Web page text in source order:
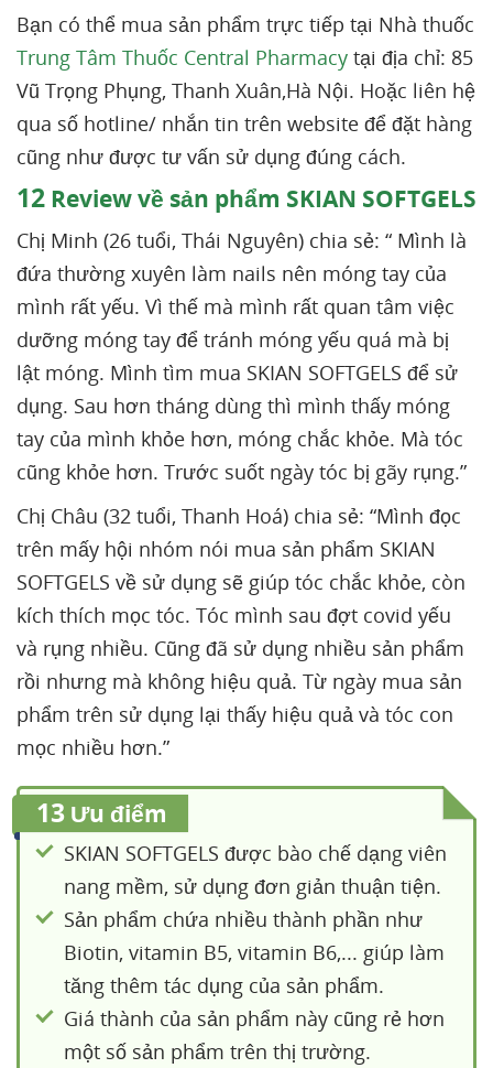
Bạn có thể mua sản phẩm trực tiếp tại Nhà thuốc
Trung Tâm Thuốc Central Pharmacy tại địa chỉ: 85
Vũ Trọng Phụng, Thanh Xuân,Hà Nội. Hoặc liên hệ
qua số hotline/ nhắn tin trên website để đặt hàng
cũng như được tư vấn sử dụng đúng cách.
12 Review về sản phẩm SKIAN SOFTGELS
Chị Minh (26 tuổi, Thái Nguyên) chia sẻ: “ Mình là
đứa thường xuyên làm nails nên móng tay của
mình rất yếu. Vì thế mà mình rất quan tâm việc
dưỡng móng tay để tránh móng yếu quá mà bị
lật móng. Mình tìm mua SKIAN SOFTGELS để sử
dụng. Sau hơn tháng dùng thì mình thấy móng
tay của mình khỏe hơn, móng chắc khỏe. Mà tóc
cũng khỏe hơn. Trước suốt ngày tóc bị gãy rụng.”
Chị Châu (32 tuổi, Thanh Hoá) chia sẻ: “Mình đọc
trên mấy hội nhóm nói mua sản phẩm SKIAN
SOFTGELS về sử dụng sẽ giúp tóc chắc khỏe, còn
kích thích mọc tóc. Tóc mình sau đợt covid yếu
và rụng nhiều. Cũng đã sử dụng nhiều sản phẩm
rồi nhưng mà không hiệu quả. Từ ngày mua sản
phẩm trên sử dụng lại thấy hiệu quả và tóc con
mọc nhiều hơn.”
13 Ưu điểm
SKIAN SOFTGELS được bào chế dạng viên
nang mềm, sử dụng đơn giản thuận tiện.
Sản phẩm chứa nhiều thành phần như
Biotin, vitamin B5, vitamin B6,... giúp làm
tăng thêm tác dụng của sản phẩm.
Giá thành của sản phẩm này cũng rẻ hơn
một số sản phẩm trên thị trường.